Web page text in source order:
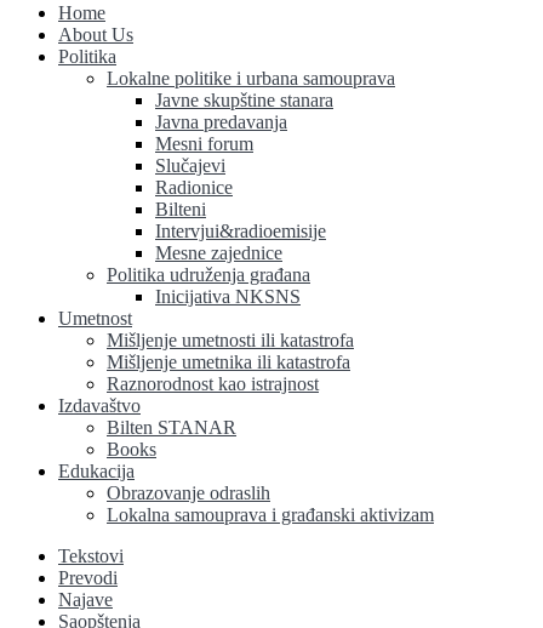
Home
About Us
Politika
Lokalne politike i urbana samouprava
Javne skupštine stanara
Javna predavanja
Mesni forum
Slučajevi
Radionice
Bilteni
Intervjui&radioemisije
Mesne zajednice
Politika udruženja građana
Inicijativa NKSNS
Umetnost
Mišljenje umetnosti ili katastrofa
Mišljenje umetnika ili katastrofa
Raznorodnost kao istrajnost
Izdavaštvo
Bilten STANAR
Books
Edukacija
Obrazovanje odraslih
Lokalna samouprava i građanski aktivizam
Tekstovi
Prevodi
Najave
Saopštenja